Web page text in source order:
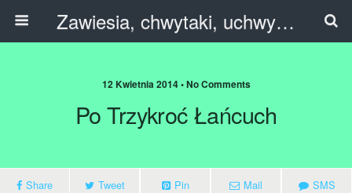
Zawiesia, chwytaki, uchwyty, trawersy, C-haki.
12 Kwietnia 2014 • No Comments
Po Trzykroć Łańcuch
Share Tweet Pin Mail SMS